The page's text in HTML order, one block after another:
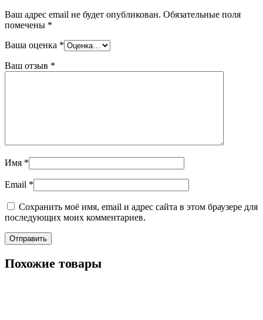
Ваш адрес email не будет опубликован. Обязательные поля
помечены *
Ваша оценка *
Ваш отзыв *
Имя *
Email *
Сохранить моё имя, email и адрес сайта в этом браузере для
последующих моих комментариев.
Похожие товары